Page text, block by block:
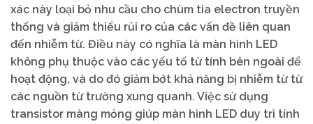
xác này loại bỏ nhu cầu cho chùm tia electron truyền
thống và giảm thiểu rủi ro của các vấn đề liên quan
đến nhiễm từ. Điều này có nghĩa là màn hình LED
không phụ thuộc vào các yếu tố từ tính bên ngoài để
hoạt động, và do đó giảm bớt khả năng bị nhiễm từ từ
các nguồn từ trường xung quanh. Việc sử dụng
transistor màng mỏng giúp màn hình LED duy trì tính